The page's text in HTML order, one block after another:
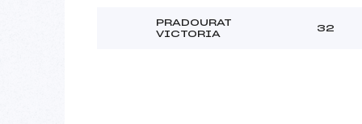
PRADOURAT
VICTORIA
32